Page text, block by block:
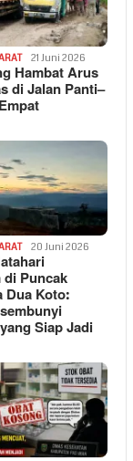
21 Juni 2026
Hambat Arus
di Jalan Panti–
20 Juni 2026
di Puncak
Dua Koto:
Siap Jadi